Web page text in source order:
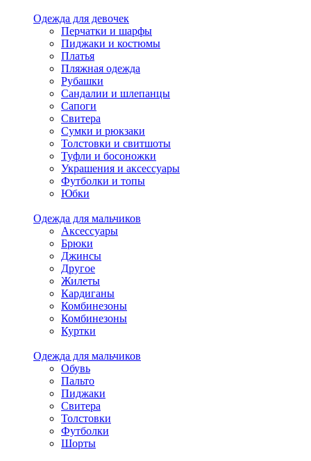
Одежда для девочек
Перчатки и шарфы
Пиджаки и костюмы
Платья
Пляжная одежда
Рубашки
Сандалии и шлепанцы
Сапоги
Свитера
Сумки и рюкзаки
Толстовки и свитшоты
Туфли и босоножки
Украшения и аксессуары
Футболки и топы
Юбки
Одежда для мальчиков
Аксессуары
Брюки
Джинсы
Другое
Жилеты
Кардиганы
Комбинезоны
Комбинезоны
Куртки
Одежда для мальчиков
Обувь
Пальто
Пиджаки
Свитера
Толстовки
Футболки
Шорты